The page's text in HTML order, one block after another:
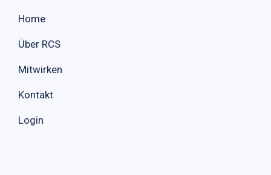
Home
Über RCS
Mitwirken
Kontakt
Login